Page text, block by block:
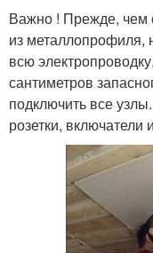
Важно ! Прежде, чем
из металлопрофиля,
всю
сантиметров
подключить все
розетки, включатели